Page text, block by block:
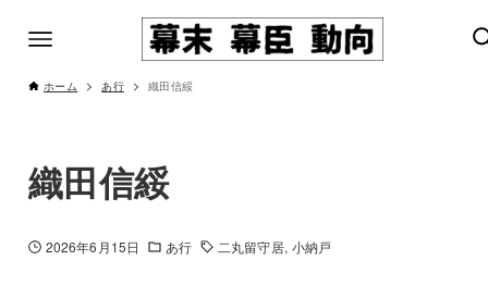
ホーム あ行 織田信綏
織田信綏
2026年6月15日 あ行 二丸留守居 小納戸